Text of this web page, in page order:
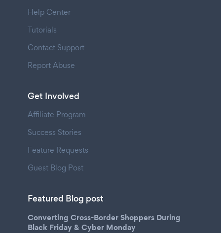
Help Center
Tutorials
Contact Support
Report Abuse
Get Involved
Affiliate Program
Success Stories
Feature Requests
Guest Blog Post
Featured Blog post
Converting Cross-Border Shoppers During
Black Friday & Cyber Monday